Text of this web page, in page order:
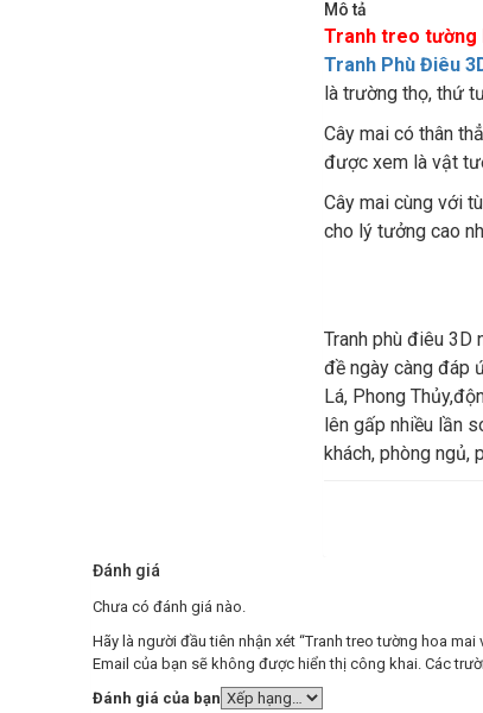
Mô tả
Tranh treo tường
Tranh Phù Điêu
là trường thọ, thứ
Cây mai có thân
được xem là vật
Cây mai cùng với
cho lý tưởng cao
Tranh phù điêu 3D
đề ngày càng đáp
Lá, Phong
lên gấp nhiều lần
khách, phòng ngủ,
Đánh giá
Chưa có đánh giá nào.
Hãy là người đầu tiên nhận xét “Tranh treo tường hoa mai
Email của bạn sẽ không được hiển thị công khai. Các
Đánh giá của bạn